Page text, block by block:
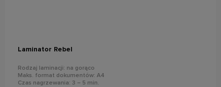
Laminator Rebel
Rodzaj laminacji: na gorąco
Maks. format dokumentów: A4
Czas nagrzewania: 3 – 5 min.